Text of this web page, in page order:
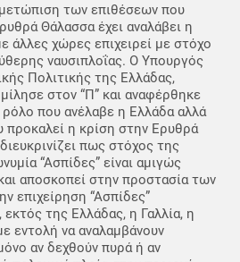
των επιθέσεων που
Θάλασσα έχει αναλάβει η
άλλες χώρες επιχειρεί με στόχο
ναυσιπλοΐας. Ο Υπουργός
Πολιτικής της Ελλάδας,
στον “Π” και αναφέρθηκε
που ανέλαβε η Ελλάδα αλλά
προκαλεί η κρίση στην Ερυθρά
πως στόχος της
“Ασπίδες” είναι αμιγώς
αποσκοπεί στην προστασία των
επιχείρηση “Ασπίδες”
της Ελλάδας, η Γαλλία, η
εντολή να αναλαμβάνουν
αν δεχθούν πυρά ή αν